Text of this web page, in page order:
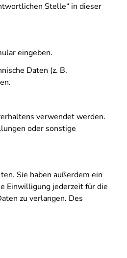
Stelle“ in dieser
eingeben.
Daten (z. B.
verwendet werden.
oder sonstige
Sie haben außerdem ein
Einwilligung jederzeit für die
zu verlangen. Des